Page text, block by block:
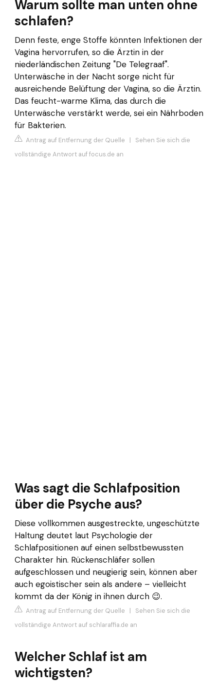
Warum sollte man unten ohne
schlafen?
Denn feste, enge Stoffe könnten Infektionen der
Vagina hervorrufen, so die Ärztin in der
niederländischen Zeitung "De Telegraaf".
Unterwäsche in der Nacht sorge nicht für
ausreichende Belüftung der Vagina, so die Ärztin.
Das feucht-warme Klima, das durch die
Unterwäsche verstärkt werde, sei ein Nährboden
für Bakterien.
Antrag auf Entfernung der Quelle | Sehen Sie sich die
vollständige Antwort auf focus.de an
Was sagt die Schlafposition
über die Psyche aus?
Diese vollkommen ausgestreckte, ungeschützte
Haltung deutet laut Psychologie der
Schlafpositionen auf einen selbstbewussten
Charakter hin. Rückenschläfer sollen
aufgeschlossen und neugierig sein, können aber
auch egoistischer sein als andere – vielleicht
kommt da der König in ihnen durch 😉.
Antrag auf Entfernung der Quelle | Sehen Sie sich die
vollständige Antwort auf schlaraffia.de an
Welcher Schlaf ist am
wichtigsten?